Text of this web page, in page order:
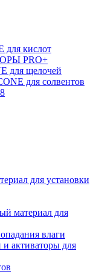
для кислот
PRO+
для щелочей
для солвентов
для установки
материал для
влаги
активаторы для